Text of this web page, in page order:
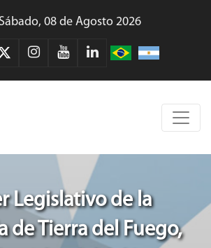
Sábado, 08 de Agosto 2026
Legislativo de la
de Tierra del Fuego,